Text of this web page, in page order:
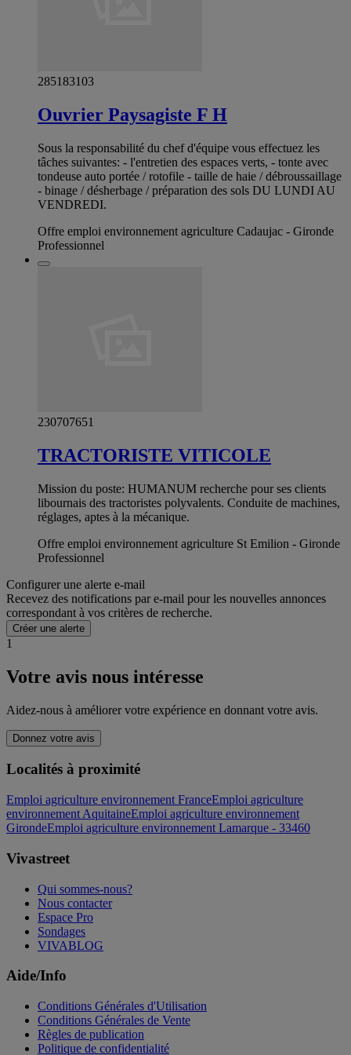
285183103
Ouvrier Paysagiste F H
Sous la responsabilité du chef d'équipe vous effectuez les
tâches suivantes: - l'entretien des espaces verts, - tonte avec
tondeuse auto portée / rotofile - taille de haie / débroussaillage
- binage / désherbage / préparation des sols DU LUNDI AU
VENDREDI.
Offre emploi environnement agriculture Cadaujac - Gironde
Professionnel
230707651
TRACTORISTE VITICOLE
Mission du poste: HUMANUM recherche pour ses clients
libournais des tractoristes polyvalents. Conduite de machines,
réglages, aptes à la mécanique.
Offre emploi environnement agriculture St Emilion - Gironde
Professionnel
Configurer une alerte e-mail
Recevez des notifications par e-mail pour les nouvelles annonces
correspondant à vos critères de recherche.
Créer une alerte
1
Votre avis nous intéresse
Aidez-nous à améliorer votre expérience en donnant votre avis.
Donnez votre avis
Localités à proximité
Emploi agriculture environnement FranceEmploi agriculture
environnement AquitaineEmploi agriculture environnement
GirondeEmploi agriculture environnement Lamarque - 33460
Vivastreet
Qui sommes-nous?
Nous contacter
Espace Pro
Sondages
VIVABLOG
Aide/Info
Conditions Générales d'Utilisation
Conditions Générales de Vente
Règles de publication
Politique de confidentialité